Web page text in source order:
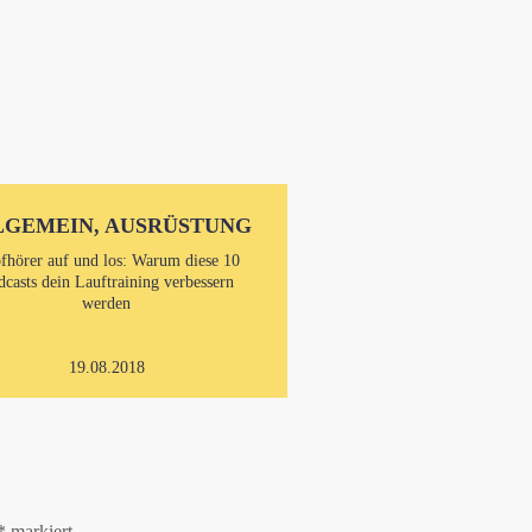
AUSRÜSTUNG
auf und los: Warum diese 10
dein Lauftraining verbessern
werden
19.08.2018